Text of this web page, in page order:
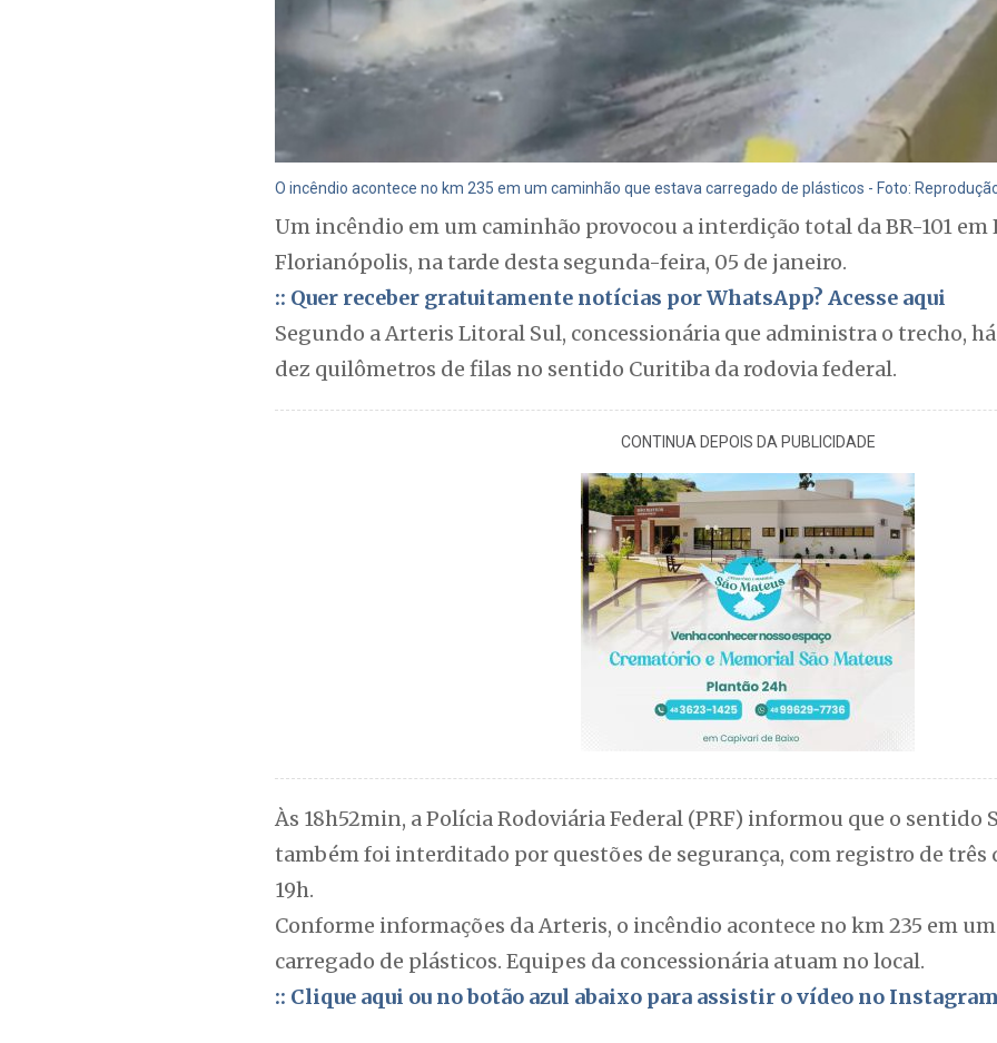
O incêndio acontece no km 235 em um caminhão que estava carregado de plásticos - Foto:
Um incêndio em um caminhão provocou a interdição total da BR-101 em
Florianópolis, na tarde desta segunda-feira, 05 de janeiro.
:: Quer receber gratuitamente notícias por WhatsApp? Acesse aqui
Segundo a Arteris Litoral Sul, concessionária que administra o trecho,
dez quilômetros de filas no sentido Curitiba da rodovia federal.
CONTINUA DEPOIS DA PUBLICIDADE
Às 18h52min, a Polícia Rodoviária Federal (PRF) informou que o sentido
também foi interditado por questões de segurança, com registro de três
19h.
Conforme informações da Arteris, o incêndio acontece no km 235 em
carregado de plásticos. Equipes da concessionária atuam no local.
:: Clique aqui ou no botão azul abaixo para assistir o vídeo no